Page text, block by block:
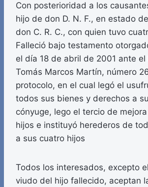
Con posterioridad a los
hijo de don D. N. F., en estado
don C. R. C., con quien tuvo
Falleció bajo testamento
el día 18 de abril de 2001 ante el
Tomás Marcos Martín, número
protocolo, en el cual legó el
todos sus bienes y derechos a
cónyuge, lego el tercio de
hijos e instituyó herederos de
a sus cuatro hijos
Todos los interesados, excepto
viudo del hijo fallecido, aceptan